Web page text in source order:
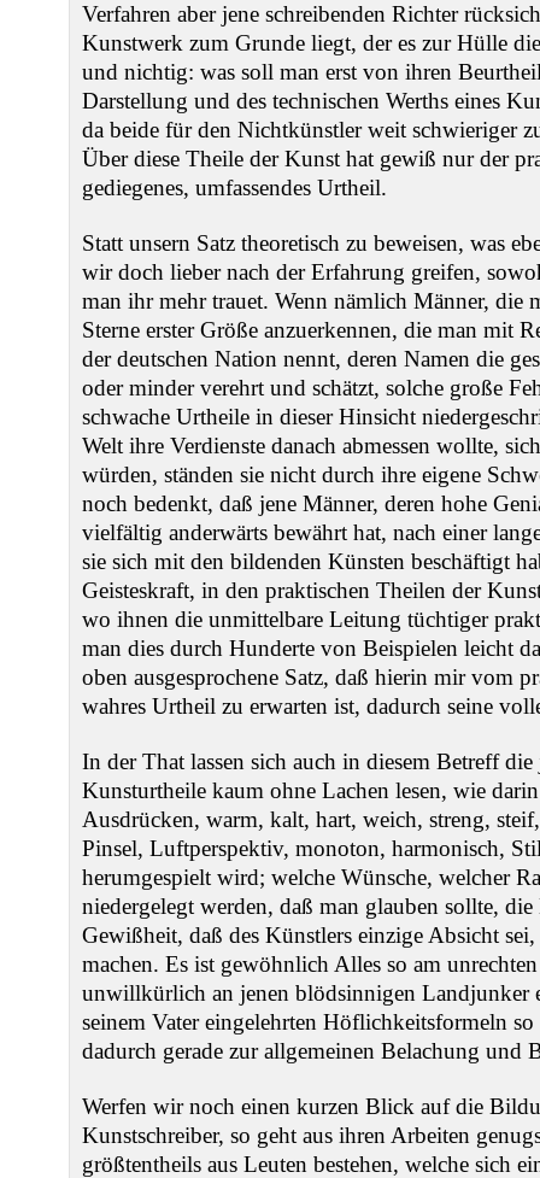
Verfahren aber jene schreibenden Richter
Kunstwerk zum Grunde liegt, der es zur Hülle
und nichtig: was soll man erst von ihren
Darstellung und des technischen Werths eines
da beide für den Nichtkünstler weit schwieriger
Über diese Theile der Kunst hat gewiß nur der
gediegenes, umfassendes Urtheil.
Statt unsern Satz theoretisch zu beweisen, was
wir doch lieber nach der Erfahrung greifen,
man ihr mehr trauet. Wenn nämlich Männer, die
Sterne erster Größe anzuerkennen, die man mit
der deutschen Nation nennt, deren Namen die
oder minder verehrt und schätzt, solche große
schwache Urtheile in dieser Hinsicht
Welt ihre Verdienste danach abmessen wollte,
würden, ständen sie nicht durch ihre eigene
noch bedenkt, daß jene Männer, deren hohe
vielfältig anderwärts bewährt hat, nach einer
sie sich mit den bildenden Künsten beschäftigt
Geisteskraft, in den praktischen Theilen der
wo ihnen die unmittelbare Leitung tüchtiger
man dies durch Hunderte von Beispielen leicht
oben ausgesprochene Satz, daß hierin mir vom
wahres Urtheil zu erwarten ist, dadurch seine
In der That lassen sich auch in diesem Betreff
Kunsturtheile kaum ohne Lachen lesen, wie
Ausdrücken, warm, kalt, hart, weich, streng,
Pinsel, Luftperspektiv, monoton, harmonisch,
herumgespielt wird; welche Wünsche, welcher
niedergelegt werden, daß man glauben sollte,
Gewißheit, daß des Künstlers einzige Absicht
machen. Es ist gewöhnlich Alles so am
unwillkürlich an jenen blödsinnigen Landjunker
seinem Vater eingelehrten Höflichkeitsformeln
dadurch gerade zur allgemeinen Belachung und
Werfen wir noch einen kurzen Blick auf die
Kunstschreiber, so geht aus ihren Arbeiten
größtentheils aus Leuten bestehen, welche sich